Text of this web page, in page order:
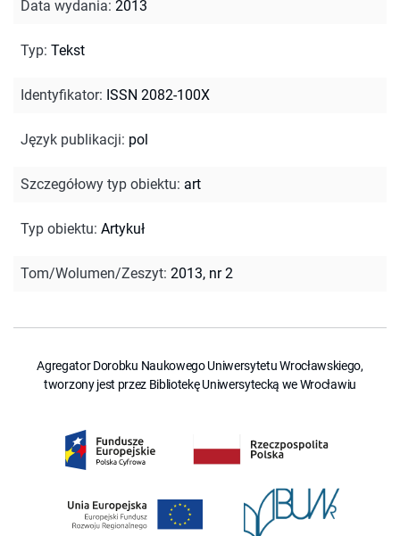
Data wydania: 2013
Typ: Tekst
Identyfikator: ISSN 2082-100X
Język publikacji: pol
Szczegółowy typ obiektu: art
Typ obiektu: Artykuł
Tom/Wolumen/Zeszyt: 2013, nr 2
Agregator Dorobku Naukowego Uniwersytetu Wrocławskiego,
tworzony jest przez Bibliotekę Uniwersytecką we Wrocławiu